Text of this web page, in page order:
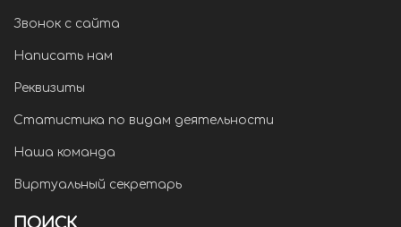
Звонок с сайта
Написать нам
Реквизиты
Статистика по видам деятельности
Наша команда
Виртуальный секретарь
ПОИСК